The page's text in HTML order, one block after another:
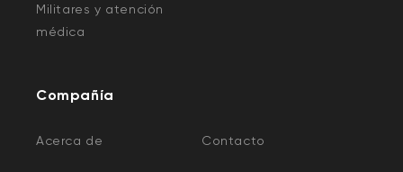
Militares y atención
médica
Compañía
Acerca de Contacto